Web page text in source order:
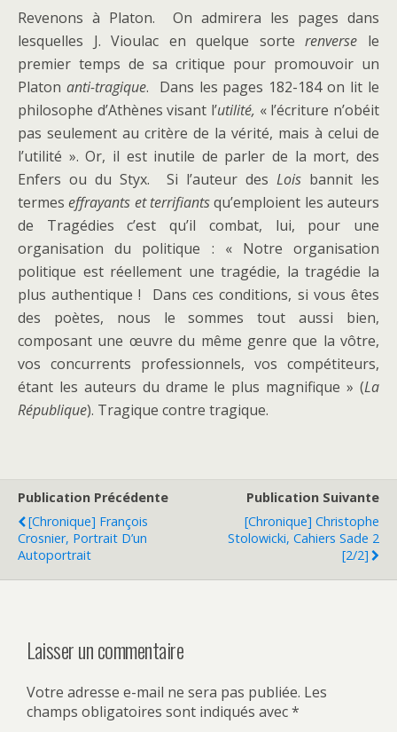
Revenons à Platon. On admirera les pages dans
lesquelles J. Vioulac en quelque sorterenverse le
premier temps de sa critique pour promouvoir un
Platon anti-tragique. Dans les pages 182-184 on lit le
philosophe d’Athènes visant l’utilité, « l’écriture n’obéit
pas seulement au critère de la vérité, mais à celui de
l’utilité ». Or, il est inutile de parler de la mort, des
Enfers ou du Styx. Si l’auteur des Lois bannit les
termeseffrayants et terrifiantsqu’emploient les auteurs
de Tragédies c’est qu’il combat, lui, pour une
organisation du politique : « Notre organisation
politique est réellement une tragédie, la tragédie la
plus authentique ! Dans ces conditions, si vous êtes
des poètes, nous le sommes tout aussi bien,
composant une œuvre du même genre que la vôtre,
vos concurrents professionnels, vos compétiteurs,
étant les auteurs du drame le plus magnifique » (La
République). Tragique contre tragique.
Publication Précédente
[Chronique] François
Crosnier, Portrait D’un
Autoportrait
Publication Suivante
[Chronique] Christophe
Stolowicki, Cahiers Sade 2
[2/2]
Laisser un commentaire
Votre adresse e-mail ne sera pas publiée. Les
champs obligatoires sont indiqués avec*